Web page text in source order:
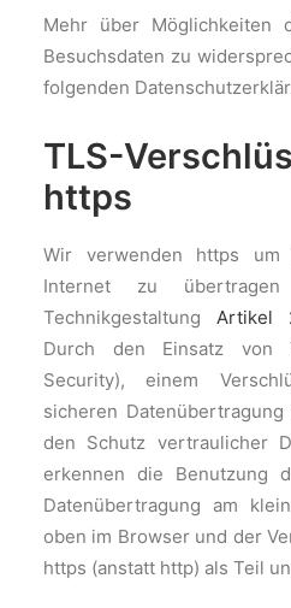
Mehr über Möglichkeiten
Besuchsdaten zu
folgenden
TLS-
https
Wir verwenden https um
Internet zu übertragen
Technikgestaltung Artikel
Durch den Einsatz von
Security), einem
sicheren
den Schutz vertraulicher
erkennen die Benutzung
Datenübertragung am
oben im Browser und der
https (anstatt http) als Teil